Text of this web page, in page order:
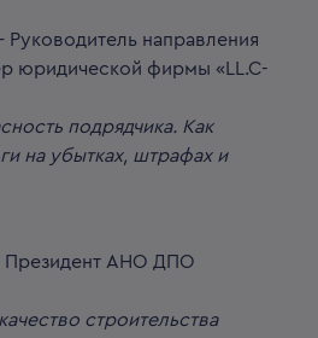
Руководитель направления
юридической фирмы «LL.C-
подрядчика. Как
на убытках, штрафах и
Президент АНО ДПО
строительства